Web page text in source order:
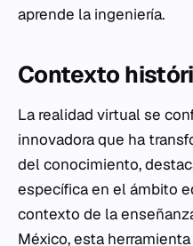
aprende la ingeniería.
Contexto
La realidad virtual se
innovadora que ha
del conocimiento,
específica en el ámbito
contexto de la
México, esta